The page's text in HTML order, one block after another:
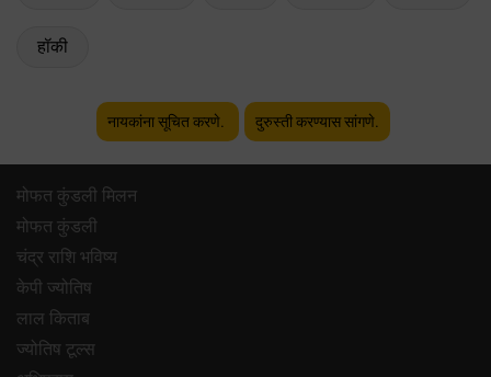
हॉकी
नायकांना सूचित करणे. दुरुस्ती करण्यास सांगणे.
मोफत कुंडली मिलन
मोफत कुंडली
चंद्र राशि भविष्य
केपी ज्योतिष
लाल किताब
ज्योतिष टूल्स